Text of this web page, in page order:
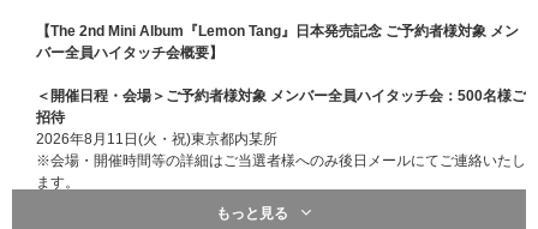
メンバー1名から特典ミニポスターをお渡しするオフラインイベントです。
※特典ミニポスターのお渡しのみとなります。
※メンバー個別特典お渡し会はお時間を分けて各「部」ごとの開催となりま
す。「部」および「メンバー」は当選の際にランダムで振り分けられます｡
「部」および「メンバー」の変更はできませんので､あらかじめご了承くだ
さい。
2026年7月3日(金)11:00 ～ 2026年7月28日(火)9:59
【The 2nd Mini Album『Lemon Tang』日本発売記念 ご予約者様対象 メン
バー全員ハイタッチ会概要】
＜開催日程・会場＞ご予約者様対象 メンバー全員ハイタッチ会：500名様ご
招待
2026年8月11日(火・祝)東京都内某所
※会場・開催時間等の詳細はご当選者様へのみ後日メールにてご連絡いたし
ます。
もっと見る